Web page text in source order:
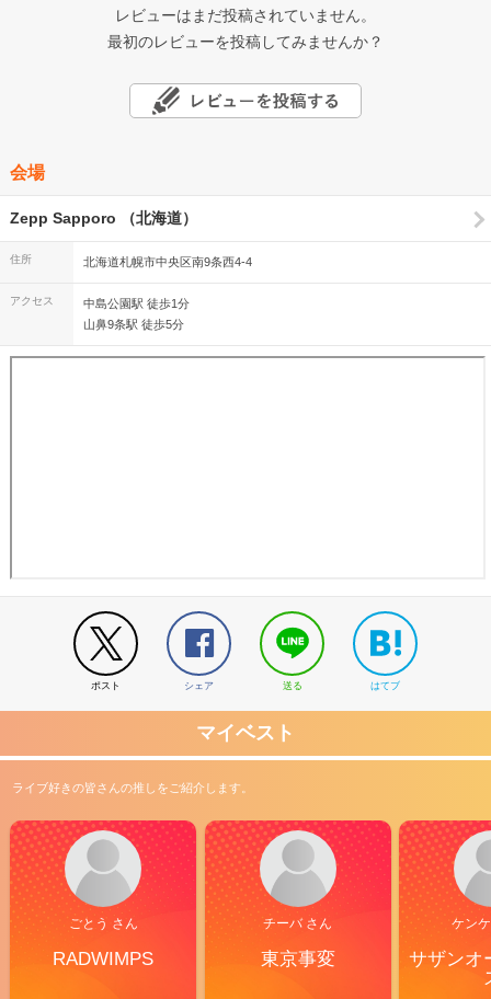
レビューはまだ投稿されていません。
最初のレビューを投稿してみませんか？
会場
Zepp Sapporo （北海道）
住所 北海道札幌市中央区南9条西4-4
アクセス
中島公園駅 徒歩1分
山鼻9条駅 徒歩5分
ポスト シェア 送る はてブ
マイベスト
ライブ好きの皆さんの推しをご紹介します。
ごとう さん
RADWIMPS
チーバ さん
東京事変
ケン
サザンオ